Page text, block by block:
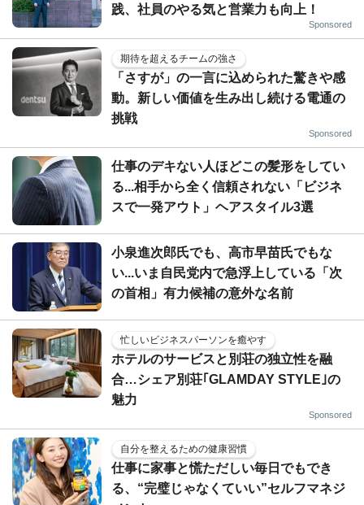
践、社員のやる気と営業力も向上！
Sponsored
期待を超えるチームの強さ
「さすが」の一言に込められた驚きや感
動。新しい価値を生み出し続ける電通の
挑戦
Sponsored
仕事のデキない人ほどこの髪形をしてい
る...相手から全く信頼されない「ビジネ
スで一発アウト」ヘアスタイル3選
小泉進次郎氏でも、高市早苗氏でもな
い...いま自民党内で急浮上している「次
の首相」有力候補の意外な名前
忙しいビジネスパーソンを癒やす
ホテルのサービスと別荘の独立性を融
合…シェア別荘｢GLAMDAY STYLE｣の
魅力
Sponsored
自分を整えるための健康習慣
仕事に家事と慌ただしい毎日でもでき
る、“完璧じゃなくていい”セルフマネジ